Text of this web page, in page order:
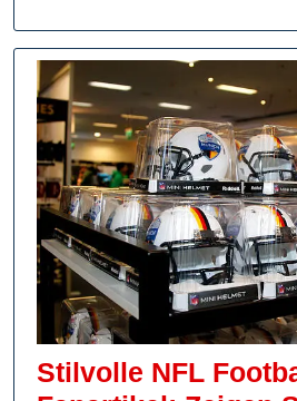
Treue
Lilien-
Fans!
Stilvolle NFL